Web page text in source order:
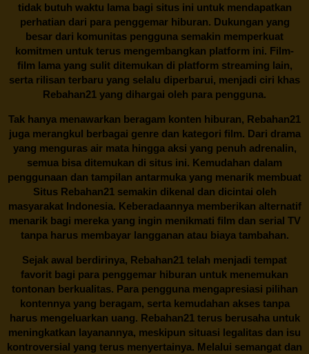
tidak butuh waktu lama bagi situs ini untuk mendapatkan
perhatian dari para penggemar hiburan. Dukungan yang
besar dari komunitas pengguna semakin memperkuat
komitmen untuk terus mengembangkan platform ini. Film-
film lama yang sulit ditemukan di platform streaming lain,
serta rilisan terbaru yang selalu diperbarui, menjadi ciri khas
Rebahan21 yang dihargai oleh para pengguna.
Tak hanya menawarkan beragam konten hiburan, Rebahan21
juga merangkul berbagai genre dan kategori film. Dari drama
yang menguras air mata hingga aksi yang penuh adrenalin,
semua bisa ditemukan di situs ini. Kemudahan dalam
penggunaan dan tampilan antarmuka yang menarik membuat
Situs Rebahan21semakin dikenal dan dicintai oleh
masyarakat Indonesia. Keberadaannya memberikan alternatif
menarik bagi mereka yang ingin menikmati film dan serial TV
tanpa harus membayar langganan atau biaya tambahan.
Sejak awal berdirinya, Rebahan21 telah menjadi tempat
favorit bagi para penggemar hiburan untuk menemukan
tontonan berkualitas. Para pengguna mengapresiasi pilihan
kontennya yang beragam, serta kemudahan akses tanpa
harus mengeluarkan uang. Rebahan21terus berusaha untuk
meningkatkan layanannya, meskipun situasi legalitas dan isu
kontroversial yang terus menyertainya. Melalui semangat dan